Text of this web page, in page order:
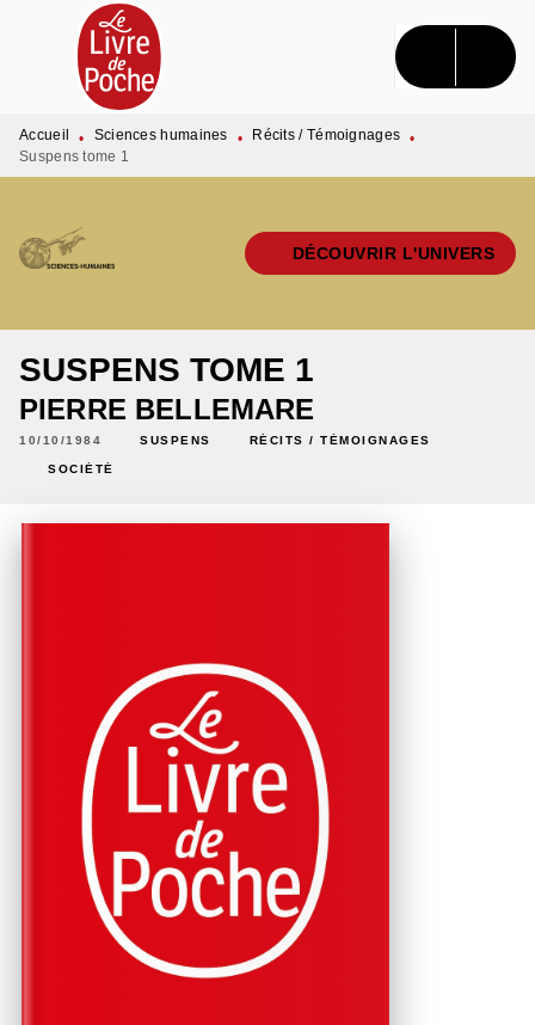
MENU RECHERCHE CONTENU
PIED DE PAGE
Accueil • Sciences humaines • Récits / Témoignages •
Suspens tome 1
DÉCOUVRIR L'UNIVERS
SUSPENS TOME 1
PIERRE BELLEMARE
10/10/1984 SUSPENS RÉCITS / TÉMOIGNAGES
SOCIÉTÉ